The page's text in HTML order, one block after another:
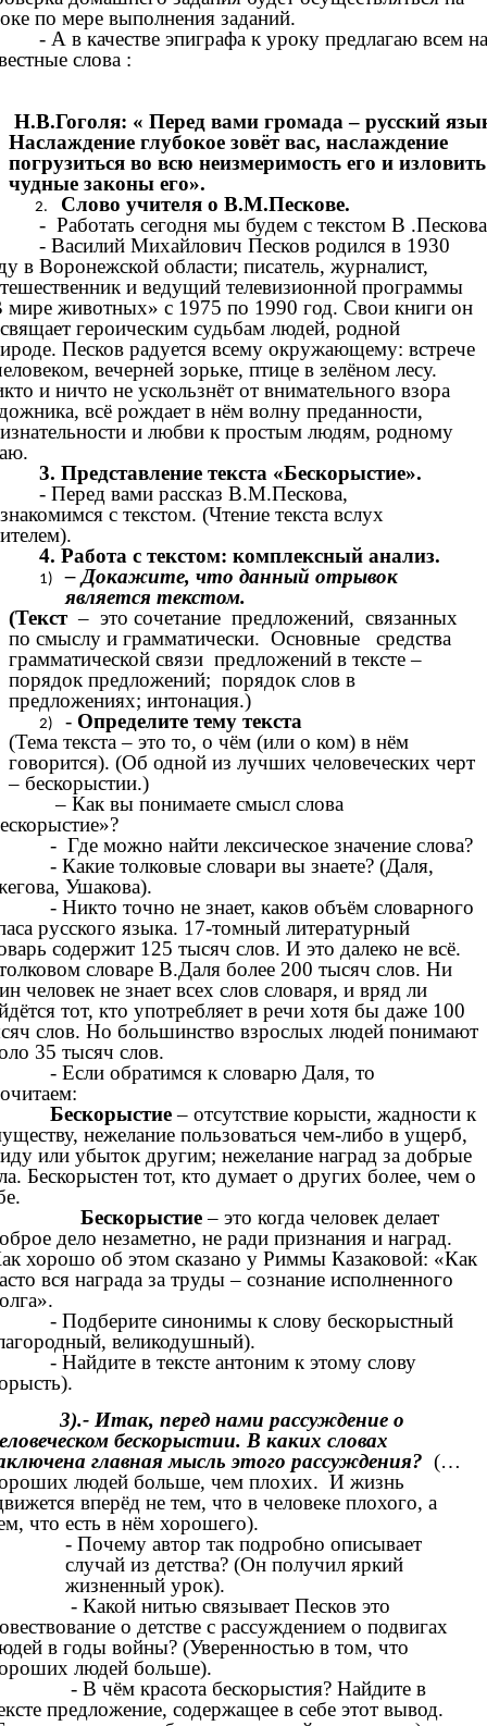
по мере выполнения заданий.
- А в качестве эпиграфа к уроку предлагаю всем
слова :
Н.В.Гоголя: « Перед вами громада – русский
Наслаждение глубокое зовёт вас, наслаждение
погрузиться во всю неизмеримость его и изловить
чудные законы его».
Слово учителя о В.М.Пескове.
- Работать сегодня мы будем с текстом В
- Василий Михайлович Песков родился в 1930
в Воронежской области; писатель, журналист,
и ведущий телевизионной программы
мире животных» с 1975 по 1990 год. Свои книги он
героическим судьбам людей, родной
Песков радуется всему окружающему: встрече
вечерней зорьке, птице в зелёном лесу.
и ничто не ускользнёт от внимательного взора
всё рождает в нём волну преданности,
и любви к простым людям, родному
3. Представление текста «Бескорыстие».
- Перед вами рассказ В.М.Пескова,
с текстом. (Чтение текста вслух
4. Работа с текстом: комплексный анализ.
– Докажите, что данный отрывок
является текстом.
(Текст– это сочетание предложений, связанных
по смыслу и грамматически. Основные средства
грамматической связи предложений в тексте –
порядок предложений; порядок слов в
предложениях; интонация.)
- Определите тему текста
(Тема текста – это то, о чём (или о ком) в нём
говорится). (Об одной из лучших человеческих черт
– бескорыстии.)
– Как вы понимаете смысл слова
- Где можно найти лексическое значение слова?
- Какие толковые словари вы знаете? (Даля,
Ушакова).
- Никто точно не знает, каков объём словарного
русского языка. 17-томный литературный
содержит 125 тысяч слов. И это далеко не всё.
словаре В.Даля более 200 тысяч слов. Ни
человек не знает всех слов словаря, и вряд ли
тот, кто употребляет в речи хотя бы даже 100
слов. Но большинство взрослых людей понимают
35 тысяч слов.
- Если обратимся к словарю Даля, то
Бескорыстие– отсутствие корысти, жадности к
нежелание пользоваться чем-либо в ущерб,
или убыток другим; нежелание наград за добрые
Бескорыстен тот, кто думает о других более, чем о
– это когда человек делает
дело незаметно, не ради признания и наград.
хорошо об этом сказано у Риммы Казаковой: «Как
вся награда за труды – сознание исполненного
- Подберите синонимы к слову бескорыстный
великодушный).
- Найдите в тексте антоним к этому слову
3).- Итак, перед нами рассуждение о
бескорыстии. В каких словах
главная мысль этого рассуждения? (…
людей больше, чем плохих. И жизнь
вперёд не тем, что в человеке плохого, а
что есть в нём хорошего).
- Почему автор так подробно описывает
случай из детства? (Он получил яркий
жизненный урок).
- Какой нитью связывает Песков это
о детстве с рассуждением о подвигах
в годы войны? (Уверенностью в том, что
людей больше).
- В чём красота бескорыстия? Найдите в
предложение, содержащее в себе этот вывод.